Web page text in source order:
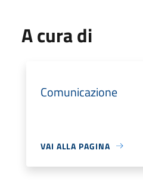
A cura di
Comunicazione
VAI ALLA PAGINA